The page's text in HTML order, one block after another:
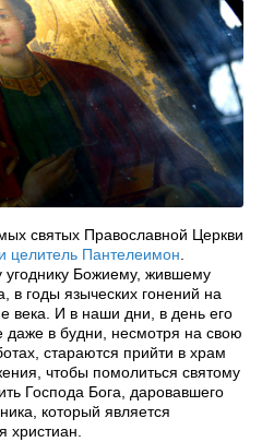
святых Православной Церкви
целитель Пантелеимон
Божиему, жившему
в годы языческих гонений на
века. И в наши дни, в день его
в будни, несмотря на свою
стараются прийти в храм
чтобы помолиться святому
Господа Бога, даровавшего
который является